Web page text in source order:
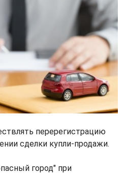
перерегистрацию
сделки купли-продажи.
город" при